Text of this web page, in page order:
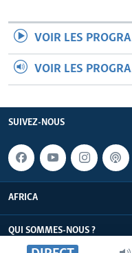
VOIR LES
VOIR LES
SUIVEZ-NOUS
AFRICA
QUI SOMMES-NOUS ?